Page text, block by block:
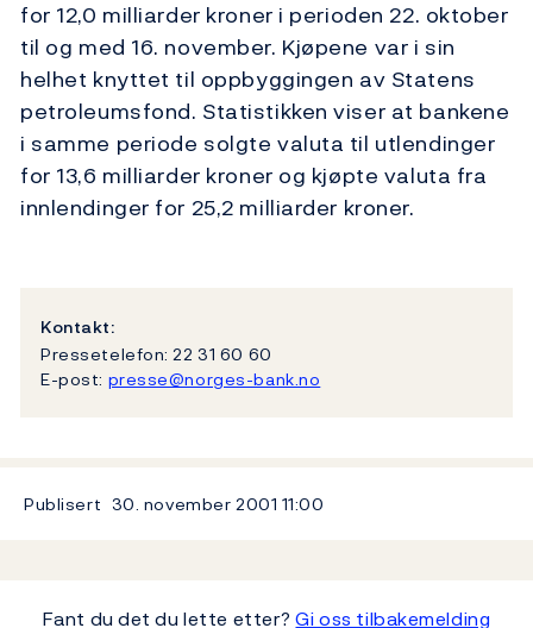
for 12,0 milliarder kroner i perioden 22. oktober
til og med 16. november. Kjøpene var i sin
helhet knyttet til oppbyggingen av Statens
petroleumsfond. Statistikken viser at bankene
i samme periode solgte valuta til utlendinger
for 13,6 milliarder kroner og kjøpte valuta fra
innlendinger for 25,2 milliarder kroner.
Kontakt:
Pressetelefon: 22 31 60 60
E-post: presse@norges-bank.no
Publisert 30. november 2001 11:00
Fant du det du lette etter?Gi oss tilbakemelding